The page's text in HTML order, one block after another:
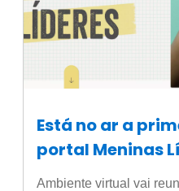
Está no ar a
portal Meninas
Ambiente virtual vai